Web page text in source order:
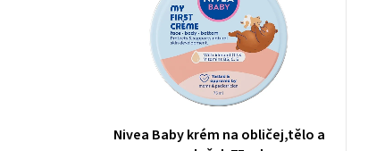
Nivea Baby krém na obličej,tělo a